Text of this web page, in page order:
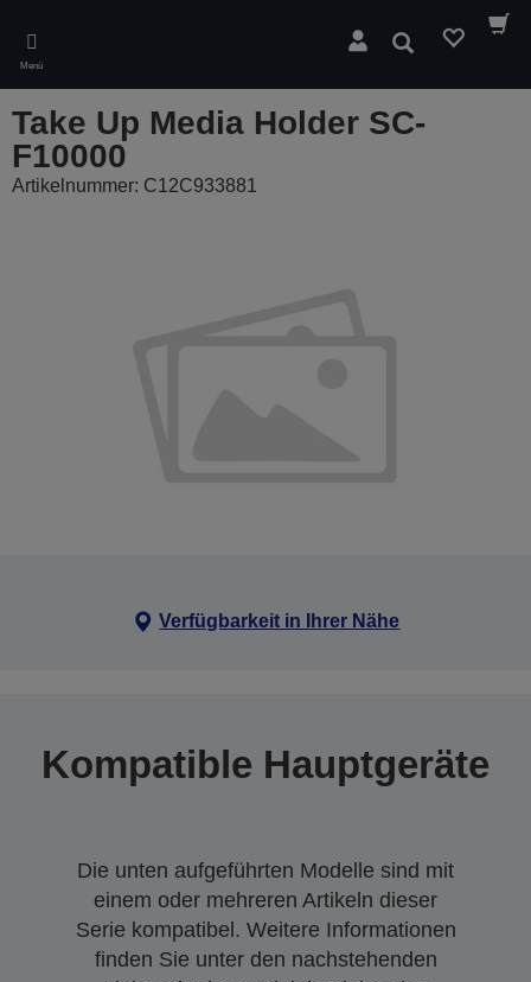
main
content
Menü
Suchen
Take Up Media Holder SC-
F10000
Artikelnummer: C12C933881
Verfügbarkeit in Ihrer Nähe
Kompatible Hauptgeräte
Die unten aufgeführten Modelle sind mit
einem oder mehreren Artikeln dieser
Serie kompatibel. Weitere Informationen
finden Sie unter den nachstehenden